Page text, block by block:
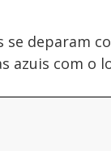
deparam
azuis com o